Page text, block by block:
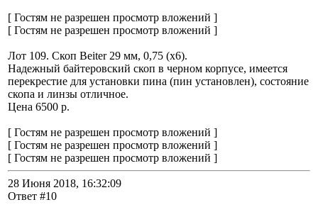
[ Гостям не разрешен просмотр вложений ]
[ Гостям не разрешен просмотр вложений ]
Лот 109. Скоп Beiter 29 мм, 0,75 (x6).
Надежный байтеровский скоп в черном корпусе, имеется
перекрестие для установки пина (пин установлен), состояние
скопа и линзы отличное.
Цена 6500 р.
[ Гостям не разрешен просмотр вложений ]
[ Гостям не разрешен просмотр вложений ]
[ Гостям не разрешен просмотр вложений ]
28 Июня 2018, 16:32:09
Ответ #10